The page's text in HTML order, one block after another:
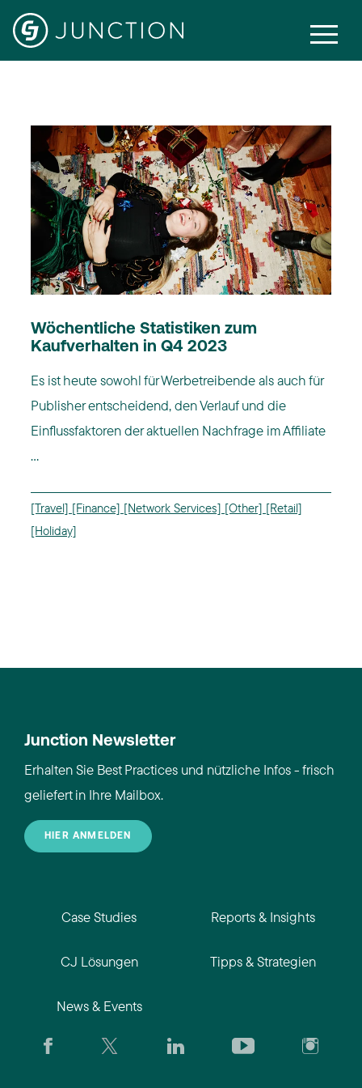
Other
Wöchentliche Statistiken zum
Kaufverhalten in Q4 2023
Es ist heute sowohl für Werbetreibende als auch für
Publisher entscheidend, den Verlauf und die
Einflussfaktoren der aktuellen Nachfrage im Affiliate
...
[Travel] [Finance] [Network Services] [Other] [Retail]
[Holiday]
Junction Newsletter
Erhalten Sie Best Practices und nützliche Infos - frisch
geliefert in Ihre Mailbox.
HIER ANMELDEN
Case Studies
CJ Lösungen
News & Events
Reports & Insights
Tipps & Strategien